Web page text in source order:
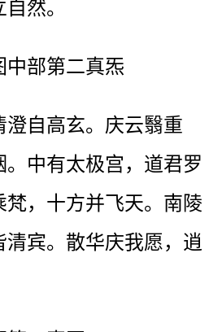
然。
中部第二真炁
澄自高玄。庆云翳重
。中有太极宫，道君罗
梵，十方并飞天。南陵
宾。散华庆我愿，逍